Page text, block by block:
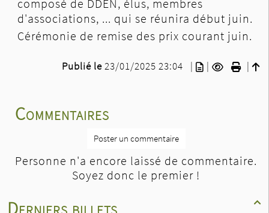

Derniers billets
composé de DDEN, élus, membres
d'associations, ... qui se réunira début juin.
Cérémonie de remise des prix courant juin.
Publié le23/01/2025 23:04 | | |
Commentaires
Poster un commentaire
Personne n'a encore laissé de commentaire.
Soyez donc le premier !